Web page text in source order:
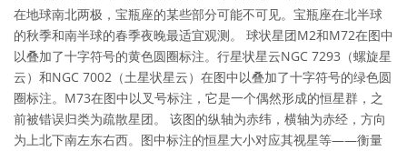
在地球南北两极，宝瓶座的某些部分可能不可见。宝瓶座在北半球
的秋季和南半球的春季夜晚最适宜观测。 球状星团M2和M72在图中
以叠加了十字符号的黄色圆圈标注。行星状星云NGC 7293（螺旋星
云）和NGC 7002（土星状星云）在图中以叠加了十字符号的绿色圆
圈标注。M73在图中以叉号标注，它是一个偶然形成的恒星群，之
前被错误归类为疏散星团。 该图的纵轴为赤纬，横轴为赤经，方向
为上北下南左东右西。图中标注的恒星大小对应其视星等——衡量